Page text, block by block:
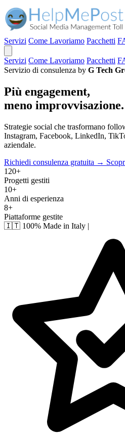
Servizi Come Lavoriamo Pacchetti
Servizi Come Lavoriamo Pacchetti
Servizio di consulenza by G Tech
Più engagement,
meno improvvisazione.
Strategie social che trasformano
Instagram, Facebook, LinkedIn,
aziendale.
Richiedi consulenza gratuita →
120+
Progetti gestiti
10+
Anni di esperienza
8+
Piattaforme gestite
🇮🇹 100% Made in Italy |